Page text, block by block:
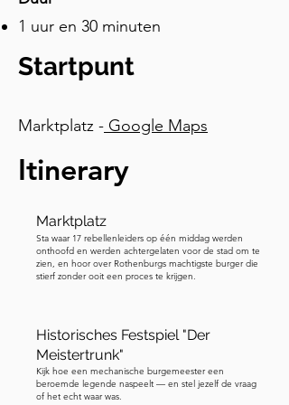
verhaal. In het jaar zestienhonderd
eenendertig, tijdens de Dertigjarige
de poorten met 40.000 troepen.
weerstand te bieden, maar na drie
dagen vechten waarbij Tilly 300
soldaten verloor, explodeerde een
buskruittoren, werd de muur
overgeven. Woedend veroordeelde
Tilly de stadsraadsleden ter dood. Hun
vrouwen smeekten om genade.
liter Frankische wijn. Geamuseerd
verklaarde Tilly blijkbaar dat als iemand
het hele ding in één teug kon
leegdrinken, hij de stad zou sparen.
1 uur en 30 minuten
Startpunt
Marktplatz - Google Maps
Itinerary
Marktplatz
Sta waar 17 rebellenleiders op één middag werden
onthoofd en werden achtergelaten voor de stad om te
zien, en hoor over Rothenburgs machtigste burger die
stierf zonder ooit een proces te krijgen.
Historisches Festspiel "Der
Meistertrunk"
Kijk hoe een mechanische burgemeester een
beroemde legende naspeelt — en stel jezelf de vraag
of het echt waar was.